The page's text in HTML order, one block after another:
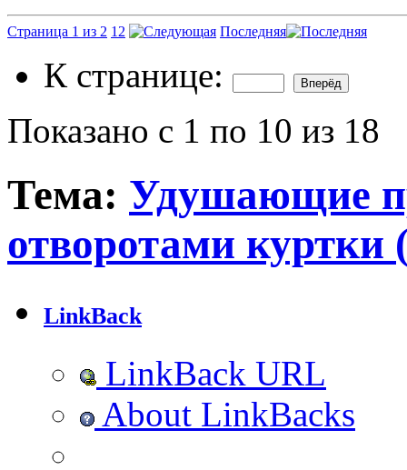
Страница 1 из 2 1 2 Последняя
К странице:
Показано с 1 по 10 из 18
Тема: Удушающие
отворотами куртки
LinkBack
LinkBack URL
About LinkBacks